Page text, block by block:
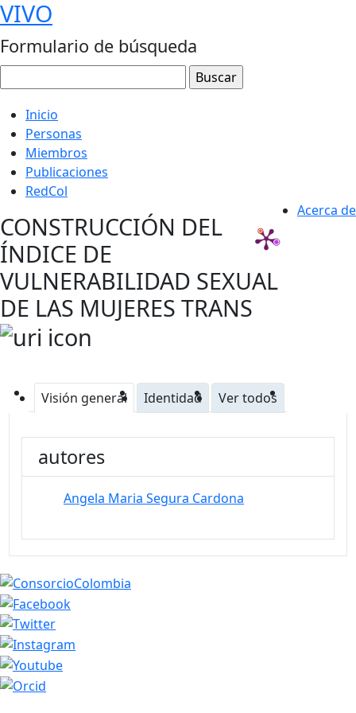
VIVO
Formulario de búsqueda
Inicio
Personas
Miembros
Publicaciones
RedCol
Acerca de
CONSTRUCCIÓN DEL
ÍNDICE DE
VULNERABILIDAD SEXUAL
DE LAS MUJERES TRANS
Visión general Identidad Ver todos
autores
Angela Maria Segura Cardona